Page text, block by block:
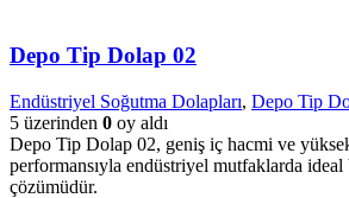
Depo Tip Dolap 02
Endüstriyel Soğutma Dolapları, Depo Tip
5 üzerinden 0 oy aldı
Depo Tip Dolap 02, geniş iç hacmi ve
performansıyla endüstriyel mutfaklarda ideal
çözümüdür.